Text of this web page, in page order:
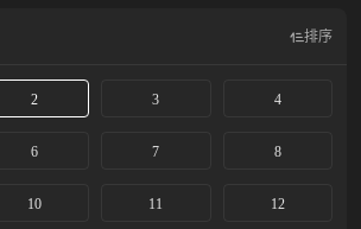
排序
2 3 4
6 7 8
10 11 12